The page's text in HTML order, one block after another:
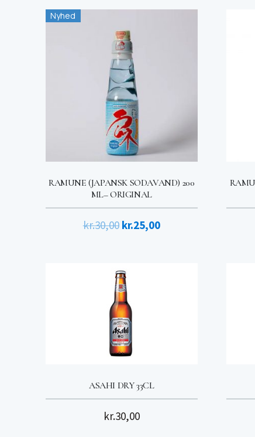
pris
var:
kr.30,00.
pris
Nyhed
RAMUNE (JAPANSK SODAVAND) 200
ML– ORIGINAL
kr.30,00 Den
var:
kr.30,00.
kr.25,00Den
ASAHI DRY 33CL
kr.30,00